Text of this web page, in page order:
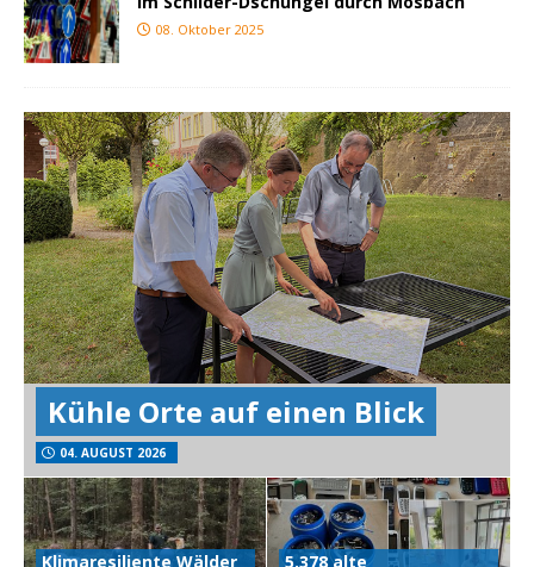
08. Oktober 2025
Kühle Orte auf einen Blick
04. AUGUST 2026
Klimaresiliente Wälder 5.378 alte